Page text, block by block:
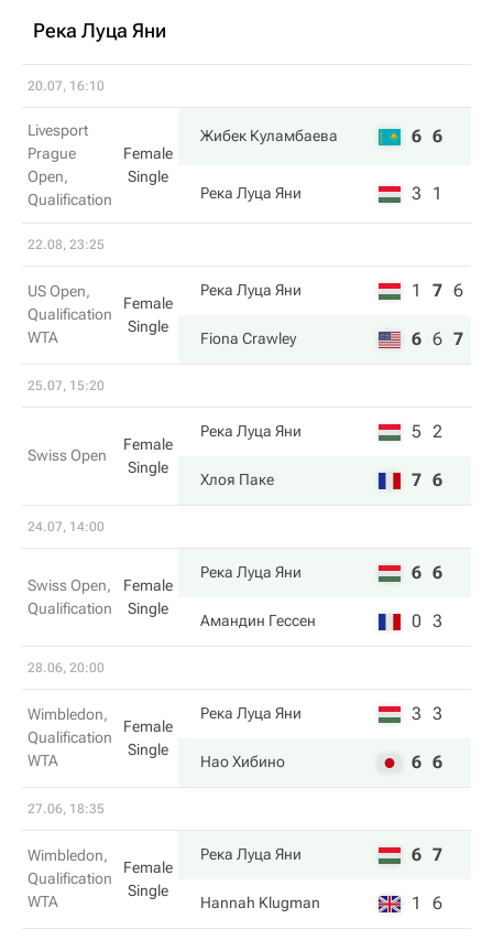
Река Луца Яни
20.07, 16:10
Livesport
Prague
Open,
Qualification
Female
Single
Жибек Куламбаева 6 6
Река Луца Яни 3 1
22.08, 23:25
US Open,
Qualification
WTA
Female
Single
Река Луца Яни 1 7 6
Fiona Crawley 6 6 7
25.07, 15:20
Swiss Open
Female
Single
Река Луца Яни 5 2
Хлоя Паке 7 6
24.07, 14:00
Swiss Open,
Qualification
Female
Single
Река Луца Яни 6 6
Амандин Гессен 0 3
28.06, 20:00
Wimbledon,
Qualification
WTA
Female
Single
Река Луца Яни 3 3
Нао Хибино 6 6
27.06, 18:35
Wimbledon,
Qualification
WTA
Female
Single
Река Луца Яни 6 7
Hannah Klugman 1 6